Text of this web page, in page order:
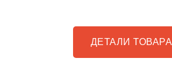
ДЕТАЛИ ТОВАРА